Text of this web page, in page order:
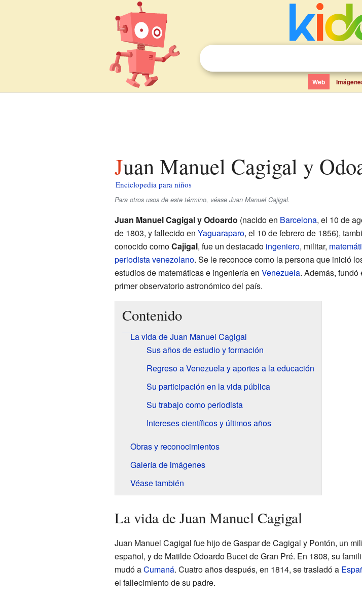
Web
Juan Manuel Cagigal y
Enciclopedia para niños
Para otros usos de este término, véase Juan Manuel Cajigal.
Juan Manuel Cagigal y Odoardo (nacido en Barcelona, el 10 de
de 1803, y fallecido en Yaguaraparo, el 10 de febrero de 1856),
conocido comoCajigal, fue un destacado ingeniero, militar,
periodistavenezolano. Se le reconoce como la persona que inició
estudios de matemáticas e ingeniería en Venezuela. Además, fundó
primer observatorio astronómico del país.
Contenido
La vida de Juan Manuel Cagigal
Sus años de estudio y formación
Regreso a Venezuela y aportes a la educación
Su participación en la vida pública
Su trabajo como periodista
Intereses científicos y últimos años
Obras y reconocimientos
Galería de imágenes
Véase también
La vida de Juan Manuel Cagigal
Juan Manuel Cagigal fue hijo de Gaspar de Cagigal y Pontón, un
español, y de Matilde Odoardo Bucet de Gran Pré. En 1808, su
mudó aCumaná. Cuatro años después, en 1814, se trasladó a
el fallecimiento de su padre.